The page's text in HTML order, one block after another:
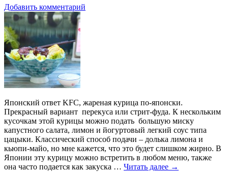
Добавить комментарий
Японский ответ KFC, жареная курица по-японски.
Прекрасный вариант перекуса или стрит-фуда. К нескольким
кусочкам этой курицы можно подать большую миску
капустного салата, лимон и йогуртовый легкий соус типа
цацыки. Классический способ подачи – долька лимона и
кьюпи-майо, но мне кажется, что это будет слишком жирно. В
Японии эту курицу можно встретить в любом меню, также
она часто подается как закуска … Читать далее →